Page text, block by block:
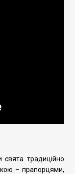
свята традиційно
– прапорцями,